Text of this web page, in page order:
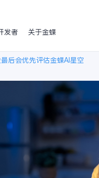
发者 关于金蝶
后会优先评估金蝶AI星空